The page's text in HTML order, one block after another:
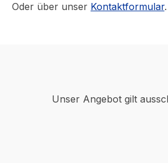
Oder über unser Kontaktformular.
Unser Angebot gilt